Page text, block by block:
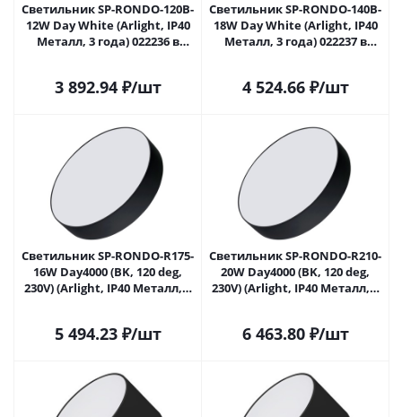
Светильник SP-RONDO-120B-
12W Day White (Arlight, IP40
Металл, 3 года) 022236 в
3 892.94₽/шт
Светильник SP-RONDO-140B-
18W Day White (Arlight, IP40
Металл, 3 года) 022237 в
4 524.66₽/шт
Светильник SP-RONDO-R175-
16W Day4000 (BK, 120 deg,
230V) (Arlight, IP40 Металл, 3
5 494.23₽/шт
Светильник SP-RONDO-R210-
20W Day4000 (BK, 120 deg,
230V) (Arlight, IP40 Металл, 3
6 463.80₽/шт